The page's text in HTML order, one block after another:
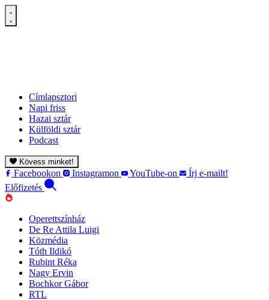
Címlapsztori
Napi friss
Hazai sztár
Külföldi sztár
Podcast
Kövess minket!
Facebookon Instagramon YouTube-on
Írj e-mailt!
Előfizetés
Operettszínház
De Re Attila Luigi
Közmédia
Tóth Ildikó
Rubint Réka
Nagy Ervin
Bochkor Gábor
RTL